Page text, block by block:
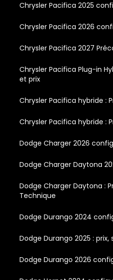
Chrysler Pacifica 2025
Chrysler Pacifica 2026
Chrysler Pacifica 2027
Chrysler Pacifica Plug-in
et prix
Chrysler Pacifica hybride :
Chrysler Pacifica hybride :
Dodge Charger 2026
Dodge Charger Daytona
Dodge Charger Daytona :
Technique
Dodge Durango 2024
Dodge Durango 2025 :
Dodge Durango 2026